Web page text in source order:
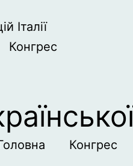
Італії
Конгрес
Конгрес